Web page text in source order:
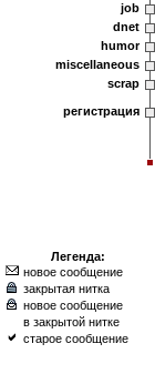
job
dnet
humor
miscellaneous
scrap
регистрация
Легенда:
новое сообщение
закрытая нитка
новое сообщение
в закрытой нитке
старое сообщение